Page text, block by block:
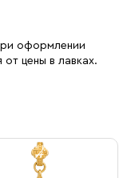
оформлении
цены в лавках.